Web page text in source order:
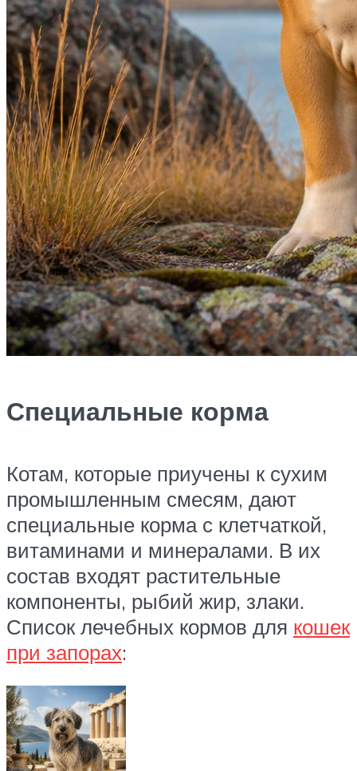
Специальные корма
Котам, которые приучены к сухим
промышленным смесям, дают
специальные корма с клетчаткой,
витаминами и минералами. В их
состав входят растительные
компоненты, рыбий жир, злаки.
Список лечебных кормов для кошек
при запорах: